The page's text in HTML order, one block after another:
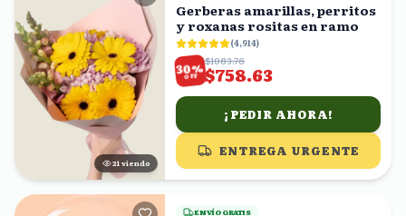
20 viendo
Gerberas amarillas, perritos
y roxanas rositas en ramo
(4,914)
30%
OFF
$1083.76
$758.63
¡PEDIR AHORA!
ENTREGA URGENTE
ENVÍO GRATIS